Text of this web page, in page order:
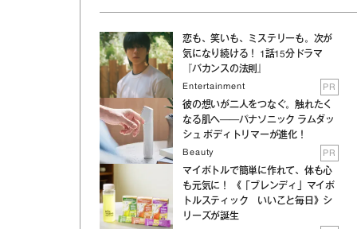
恋も、笑いも、ミステリーも。次が
気になり続ける！ 1話15分ドラマ
『バカンスの法則』
Entertainment PR
彼の想いが二人をつなぐ。触れたく
なる肌へ──パナソニック ラムダッ
シュ ボディトリマーが進化！
Beauty PR
マイボトルで簡単に作れて、体も心
も元気に！ 《「ブレンディ」マイボ
トルスティック いいこと毎日》シ
リーズが誕生